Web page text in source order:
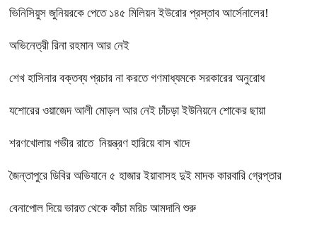
ভিনিসিয়ুস জুনিয়রকে পেতে ১৪৫ মিলিয়ন ইউরোর প্রস্তাব আর্সেনালের!
অভিনেত্রী রিনা রহমান আর নেই
শেখ হাসিনার বক্তব্য প্রচার না করতে গণমাধ্যমকে সরকারের অনুরোধ
যশোরের ওয়াজেদ আলী মোড়ল আর নেই চাঁচড়া ইউনিয়নে শোকের ছায়া
শরণখোলায় গভীর রাতে নিয়ন্ত্রণ হারিয়ে বাস খাদে
জৈন্তাপুরে ডিবির অভিযানে ৫ হাজার ইয়াবাসহ দুই মাদক কারবারি গ্রেপ্তার
বেনাপোল দিয়ে ভারত থেকে কাঁচা মরিচ আমদানি শুরু